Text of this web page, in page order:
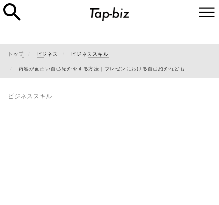
トップ ビジネス ビジネススキル
内容が面白い自己紹介をする方法｜プレゼンにおける自己紹介なども
ビジネススキル